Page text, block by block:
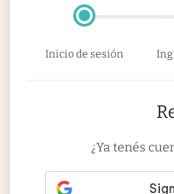
Inicio de sesión
¿Ya tenés